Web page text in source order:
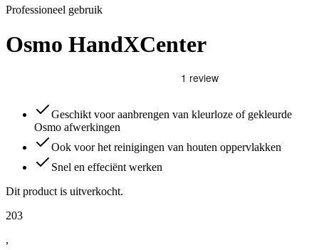
Professioneel gebruik
Osmo HandXCenter
Geschikt voor aanbrengen van kleurloze of gekleurde
Osmo afwerkingen
Ook voor het reinigingen van houten oppervlakken
Snel en effeciënt werken
Dit product is uitverkocht.
203
,